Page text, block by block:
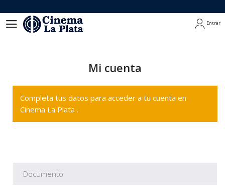
Entrar
Mi cuenta
Completa tus datos para acceder a tu cuenta en
Cinema La Plata .